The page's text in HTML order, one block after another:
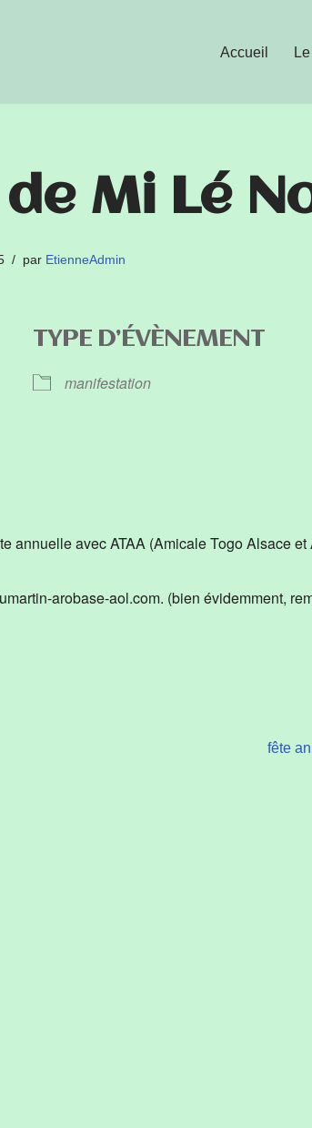
Accueil
Mi Lé
par EtienneAdmin
TYPE D’ÉVÈNEMENT
manifestation
annuelle avec ATAA (Amicale Togo Alsace
arobase-aol.com. (bien évidemment,
fête